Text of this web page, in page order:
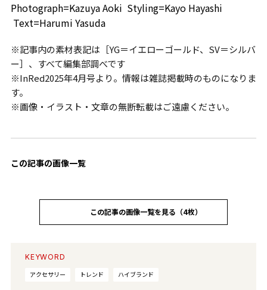
Photograph=Kazuya Aoki Styling=Kayo Hayashi
Text=Harumi Yasuda
※記事内の素材表記は［YG＝イエローゴールド、SV＝シルバ
ー］、すべて編集部調べです
※InRed2025年4月号より。情報は雑誌掲載時のものになりま
す。
※画像・イラスト・文章の無断転載はご遠慮ください。
この記事の画像一覧
この記事の画像一覧を見る（4枚）
KEYWORD
アクセサリー
トレンド ハイブランド